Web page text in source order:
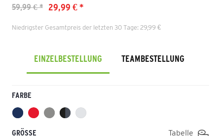
29,99 € *
59,99 € *
Niedrigster Gesamtpreis der letzten 30 Tage: 29,99 €
EINZELBESTELLUNG TEAMBESTELLUNG
FARBE
GRÖSSE Tabelle